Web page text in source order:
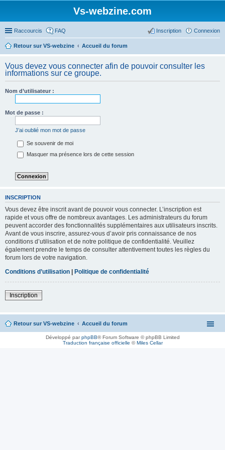
Vs-webzine.com
Raccourcis FAQ Connexion
Inscription
Retour sur VS-webzine Accueil du forum
Vous devez vous connecter afin de pouvoir consulter les
informations sur ce groupe.
Nom d’utilisateur :
Mot de passe :
J’ai oublié mon mot de passe
Se souvenir de moi
Masquer ma présence lors de cette session
INSCRIPTION
Vous devez être inscrit avant de pouvoir vous connecter. L’inscription est
rapide et vous offre de nombreux avantages. Les administrateurs du forum
peuvent accorder des fonctionnalités supplémentaires aux utilisateurs inscrits.
Avant de vous inscrire, assurez-vous d’avoir pris connaissance de nos
conditions d’utilisation et de notre politique de confidentialité. Veuillez
également prendre le temps de consulter attentivement toutes les règles du
forum lors de votre navigation.
Conditions d’utilisation | Politique de confidentialité
Inscription
Retour sur VS-webzine Accueil du forum
Développé parphpBB® Forum Software © phpBB Limited
Traduction française officielle ©Miles Cellar